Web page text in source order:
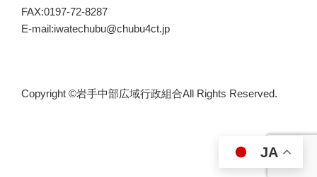
FAX:0197-72-8287
E-mail:iwatechubu@chubu4ct.jp
Copyright ©岩手中部広域行政組合All Rights Reserved.
JA